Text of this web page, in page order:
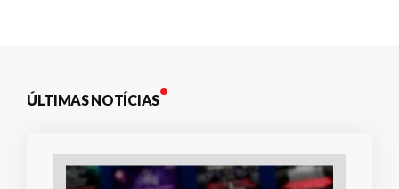
ÚLTIMAS NOTÍCIAS